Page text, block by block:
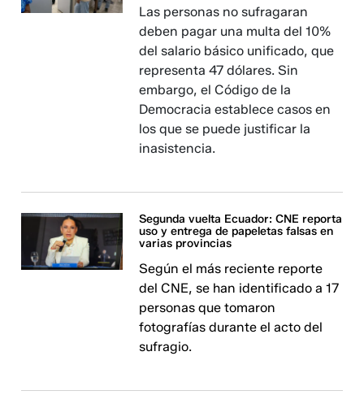
Las personas no sufragaran
deben pagar una multa del 10%
del salario básico unificado, que
representa 47 dólares. Sin
embargo, el Código de la
Democracia establece casos en
los que se puede justificar la
inasistencia.
Segunda vuelta Ecuador: CNE reporta
uso y entrega de papeletas falsas en
varias provincias
Según el más reciente reporte
del CNE, se han identificado a 17
personas que tomaron
fotografías durante el acto del
sufragio.